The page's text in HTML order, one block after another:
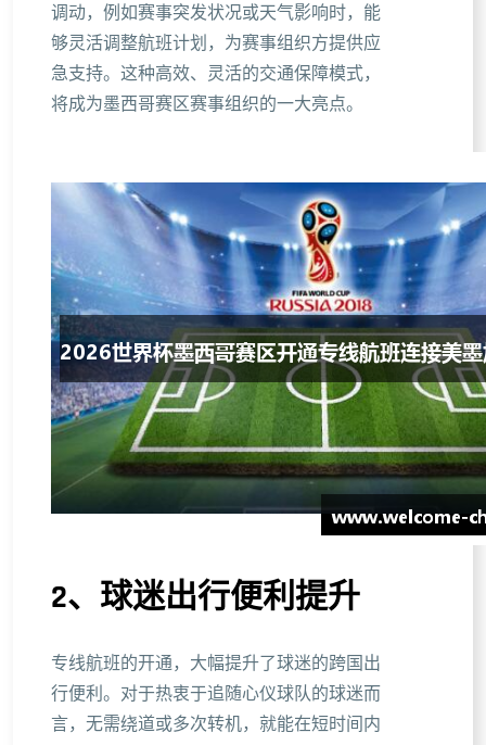
调动，例如赛事突发状况或天气影响时，能
够灵活调整航班计划，为赛事组织方提供应
急支持。这种高效、灵活的交通保障模式，
将成为墨西哥赛区赛事组织的一大亮点。
2、球迷出行便利提升
专线航班的开通，大幅提升了球迷的跨国出
行便利。对于热衷于追随心仪球队的球迷而
言，无需绕道或多次转机，就能在短时间内